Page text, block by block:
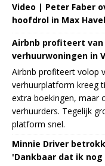
Video | Peter Faber
hoofdrol in Max
Airbnb profiteert van
verhuurwoningen in
Airbnb profiteert volop
verhuurplatform kreeg
extra boekingen, maar
verhuurders. Tegelijk
platform snel.
Minnie Driver
'Dankbaar dat ik